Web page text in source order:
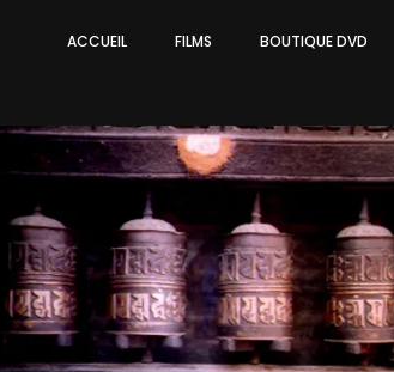
ACCUEIL FILMS BOUTIQUE DVD